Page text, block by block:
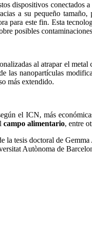
dispositivos
a su pequeño
para este fin. Esta
posibles
al atrapar el
nanopartículas
más extendido.
el ICN, más
campo alimentario, entre
la tesis doctoral de
Autònoma de